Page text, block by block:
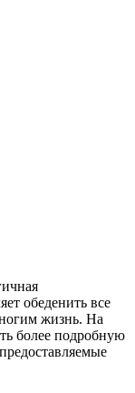
обеденить все
жизнь. На
более подробную